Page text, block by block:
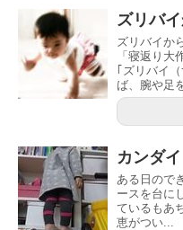
ズリバ
ズリバイか
「寝返り大
｢ズリバイ
ば、腕や足
カンダイ
ある日ので
ースを台に
ているもあ
恵がつい...